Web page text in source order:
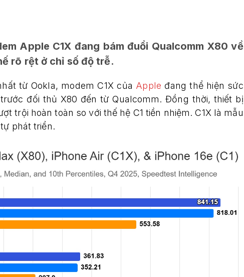
Apple C1X đang bám đuổi Qualcomm X80 về
rõ rệt ở chỉ số độ trễ.
từ Ookla, modem C1X của Apple đang thể hiện sức
đối thủ X80 đến từ Qualcomm. Đồng thời, thiết bị
trội hoàn toàn so với thế hệ C1 tiền nhiệm. C1X là mẫu
phát triển.